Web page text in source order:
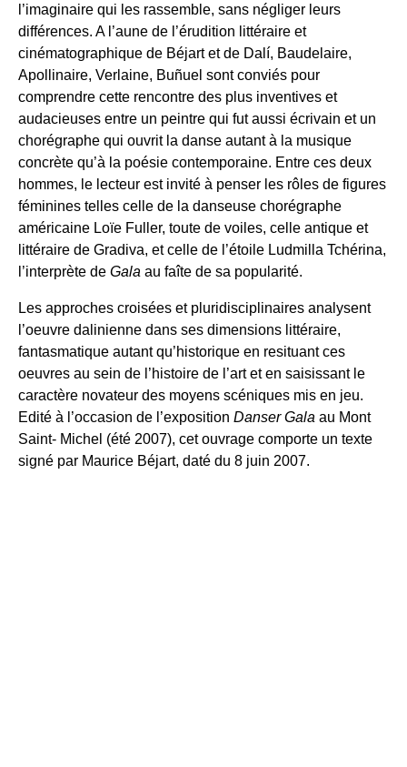
l’imaginaire qui les rassemble, sans négliger leurs
différences. A l’aune de l’érudition littéraire et
cinématographique de Béjart et de Dalí, Baudelaire,
Apollinaire, Verlaine, Buñuel sont conviés pour
comprendre cette rencontre des plus inventives et
audacieuses entre un peintre qui fut aussi écrivain et un
chorégraphe qui ouvrit la danse autant à la musique
concrète qu’à la poésie contemporaine. Entre ces deux
hommes, le lecteur est invité à penser les rôles de figures
féminines telles celle de la danseuse chorégraphe
américaine Loïe Fuller, toute de voiles, celle antique et
littéraire de Gradiva, et celle de l’étoile Ludmilla Tchérina,
l’interprète de Gala au faîte de sa popularité.
Les approches croisées et pluridisciplinaires analysent
l’oeuvre dalinienne dans ses dimensions littéraire,
fantasmatique autant qu’historique en resituant ces
oeuvres au sein de l’histoire de l’art et en saisissant le
caractère novateur des moyens scéniques mis en jeu.
Edité à l’occasion de l’exposition Danser Gala au Mont
Saint- Michel (été 2007), cet ouvrage comporte un texte
signé par Maurice Béjart, daté du 8 juin 2007.